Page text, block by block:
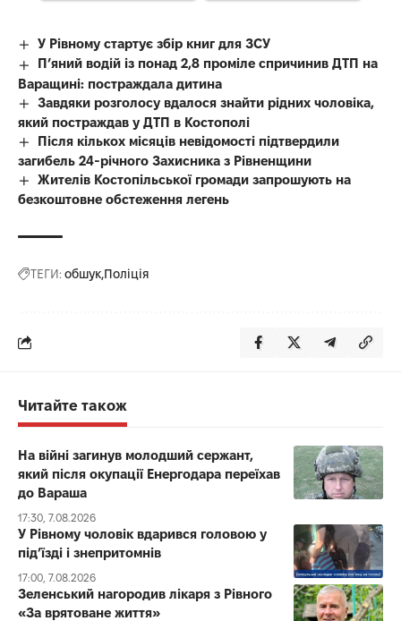
У Рівному стартує збір книг для ЗСУ
П’яний водій із понад 2,8 проміле спричинив ДТП на
Варащині: постраждала дитина
Завдяки розголосу вдалося знайти рідних чоловіка,
який постраждав у ДТП в Костополі
Після кількох місяців невідомості підтвердили
загибель 24-річного Захисника з Рівненщини
Жителів Костопільської громади запрошують на
безкоштовне обстеження легень
ТЕГИ: обшук Поліція
Читайте також
На війні загинув молодший сержант,
який після окупації Енергодара переїхав
до Вараша
17:30, 7.08.2026
У Рівному чоловік вдарився головою у
під’їзді і знепритомнів
17:00, 7.08.2026
Зеленський нагородив лікаря з Рівного
«За врятоване життя»